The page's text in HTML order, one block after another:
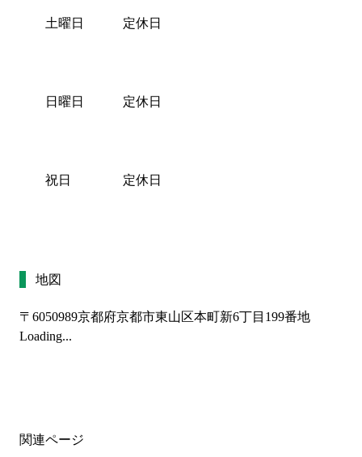
土曜日
日曜日
祝日
定休日
定休日
定休日
地図
〒6050989京都府京都市東山区本町新6丁目199番地
Loading...
関連ページ